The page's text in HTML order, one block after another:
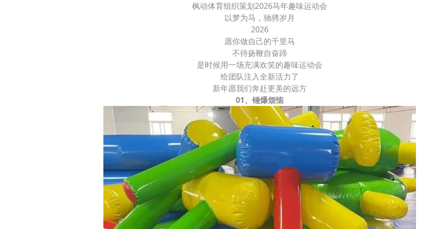
枫动体育组织策划2026马年趣味运动会
以梦为马，驰骋岁月
2026
愿你做自己的千里马
不待扬鞭自奋蹄
是时候用一场充满欢笑的趣味运动会
给团队注入全新活力了
新年愿我们奔赴更美的远方
01、锤爆烦恼